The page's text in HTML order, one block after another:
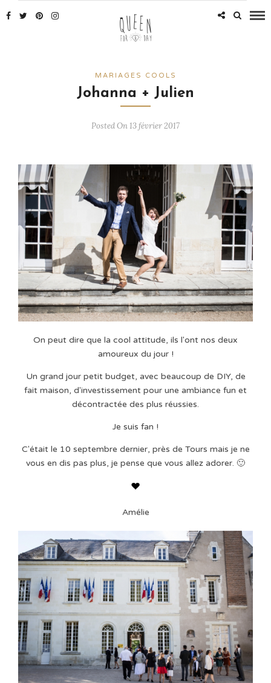
MARIAGES COOLS
Johanna + Julien
Posted On 13 février 2017
On peut dire que la cool attitude, ils l'ont nos deux
amoureux du jour !
Un grand jour petit budget, avec beaucoup de DIY, de
fait maison, d'investissement pour une ambiance fun et
décontractée des plus réussies.
Je suis fan !
C'était le 10 septembre dernier, près de Tours mais je ne
vous en dis pas plus, je pense que vous allez adorer. 🙂
Amélie